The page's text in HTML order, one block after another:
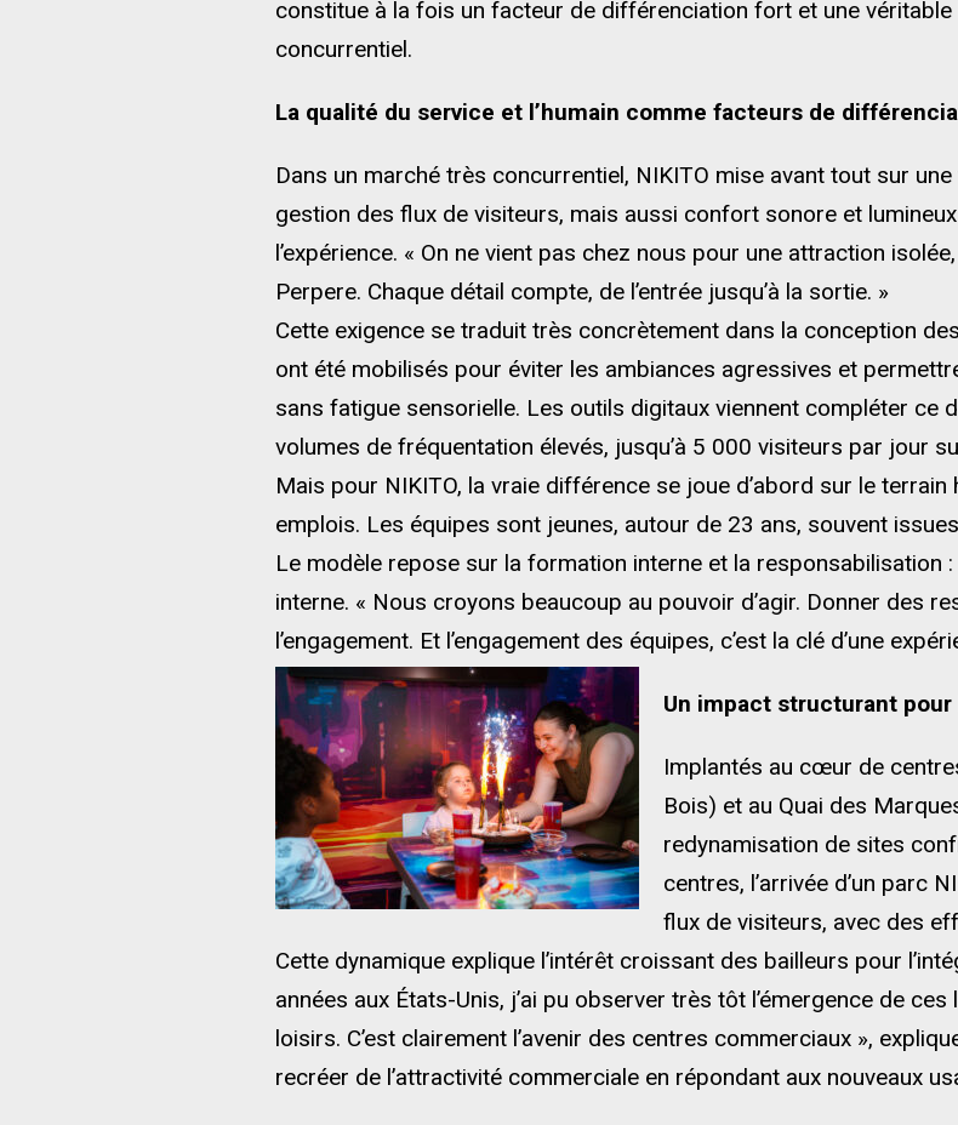
constitue à la fois un facteur de différenciation fort et une véritable
concurrentiel.
La qualité du service et l’humain comme facteurs de
Dans un marché très concurrentiel, NIKITO mise avant tout sur
gestion des flux de visiteurs, mais aussi confort sonore et
l’expérience. « On ne vient pas chez nous pour une attraction
Perpere. Chaque détail compte, de l’entrée jusqu’à la sortie. »
Cette exigence se traduit très concrètement dans la conception
ont été mobilisés pour éviter les ambiances agressives et
sans fatigue sensorielle. Les outils digitaux viennent compléter
volumes de fréquentation élevés, jusqu’à 5 000 visiteurs par jour
Mais pour NIKITO, la vraie différence se joue d’abord sur le
emplois. Les équipes sont jeunes, autour de 23 ans, souvent
Le modèle repose sur la formation interne et la responsabilisation
interne. « Nous croyons beaucoup au pouvoir d’agir. Donner des
l’engagement. Et l’engagement des équipes, c’est la clé d’une
Un impact structurant
Implantés au cœur de
Bois) et au Quai des
redynamisation de sites
centres, l’arrivée d’un parc
flux de visiteurs, avec des
Cette dynamique explique l’intérêt croissant des bailleurs pour
années aux États-Unis, j’ai pu observer très tôt l’émergence de
loisirs. C’est clairement l’avenir des centres commerciaux »,
recréer de l’attractivité commerciale en répondant aux nouveaux